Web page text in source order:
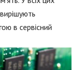
в сервісний